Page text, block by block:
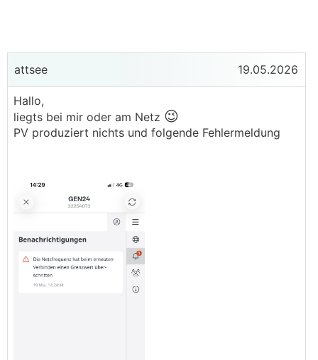
attsee 19.05.2026
Hallo,
liegts bei mir oder am Netz 😉
PV produziert nichts und folgende Fehlermeldung